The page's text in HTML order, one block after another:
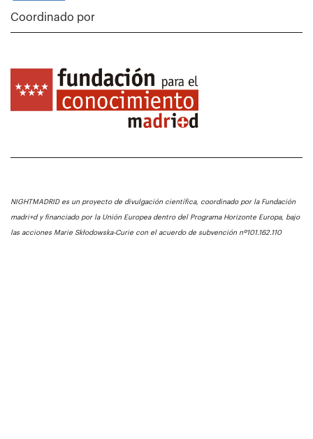
Coordinado por
NIGHTMADRID es un proyecto de divulgación científica, coordinado por la Fundación
madri+d y financiado por la Unión Europea dentro del Programa Horizonte Europa, bajo
las acciones Marie Skłodowska-Curie con el acuerdo de subvención nº101.162.110